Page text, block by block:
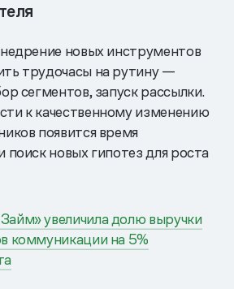
новых инструментов
трудочасы на рутину —
сегментов, запуск рассылки.
к качественному изменению
появится время
поиск новых гипотез для роста
увеличила долю выручки
коммуникации на 5%